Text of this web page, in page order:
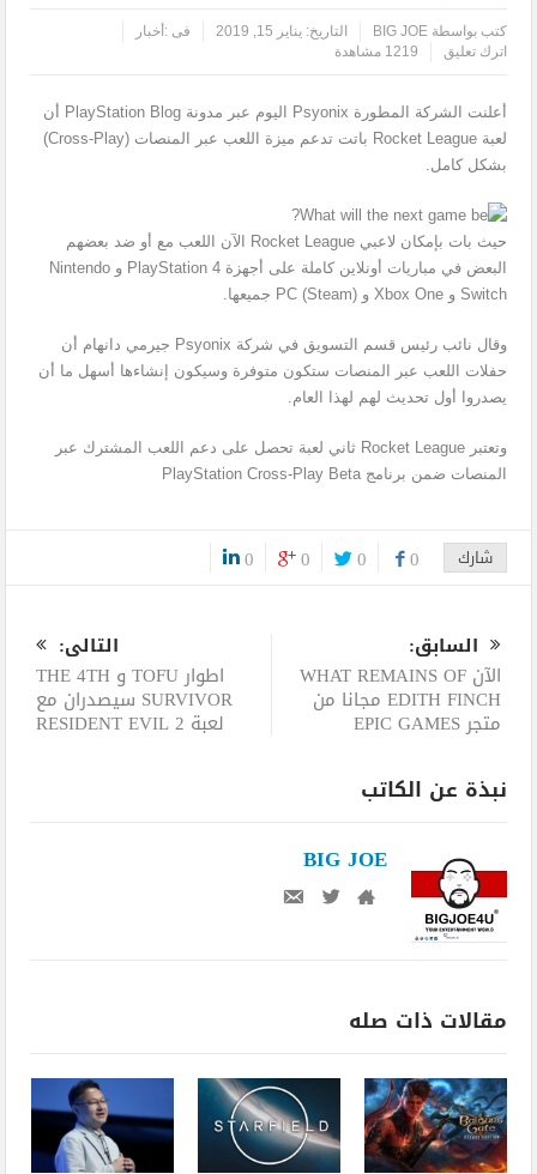
كتب بواسطةBIG JOE التاريخ:يناير 15, 2019 فى : أخبار
اترك تعليق
1219 مشاهدة
أعلنت الشركة المطورة Psyonix اليوم عبر مدونة PlayStation Blog أن
لعبة Rocket League باتت تدعم ميزة اللعب عبر المنصات (Cross-Play)
بشكل كامل.
حيث بات بإمكان لاعبي Rocket League الآن اللعب مع أو ضد بعضهم
البعض في مباريات أونلاين كاملة على أجهزة PlayStation 4 و Nintendo
Switch و Xbox One و PC (Steam) جميعها.
وقال نائب رئيس قسم التسويق في شركة Psyonix جيرمي دانهام أن
حفلات اللعب عبر المنصات ستكون متوفرة وسيكون إنشاءها أسهل ما أن
يصدروا أول تحديث لهم لهذا العام.
وتعتبر Rocket League ثاني لعبة تحصل على دعم اللعب المشترك عبر
المنصات ضمن برنامج PlayStation Cross-Play Beta
شارك 0
0
0
0
السابق:
الآن WHAT REMAINS OF
EDITH FINCH مجانا من
متجر EPIC GAMES
التالى:
اطوار TOFU و THE 4TH
SURVIVOR سيصدران مع
لعبة RESIDENT EVIL 2
نبذة عن الكاتب
BIG JOE
مقالات ذات صله